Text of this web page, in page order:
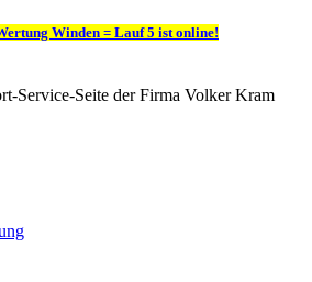
Winden = Lauf 5 ist online!
Service-Seite der Firma Volker Kram